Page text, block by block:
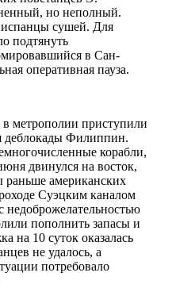
но неполный.
сушей. Для
подтянуть
в Сан-
оперативная пауза.
метрополии приступили
деблокады Филиппин.
корабли,
двинулся на восток,
американских
Суэцким каналом
недоброжелательностью
пополнить запасы и
на 10 суток оказалась
не удалось, а
потребовало